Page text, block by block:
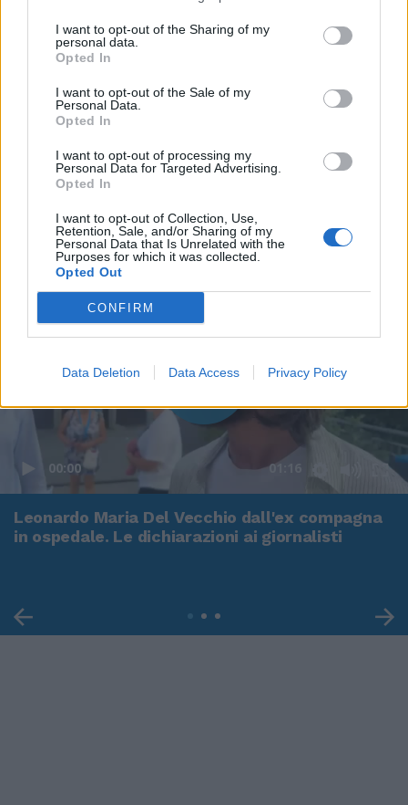
I want to opt-out of the Sharing of my
personal data.
Opted In
I want to opt-out of the Sale of my
Personal Data.
Opted In
I want to opt-out of processing my
Personal Data for Targeted Advertising.
Opted In
I want to opt-out of Collection, Use,
Retention, Sale, and/or Sharing of my
Personal Data that Is Unrelated with the
Purposes for which it was collected.
Opted Out
CONFIRM
Data Deletion Data Access Privacy Policy
00:00 01:16
Leonardo Maria Del Vecchio dall'ex compagna
in ospedale. Le dichiarazioni ai giornalisti